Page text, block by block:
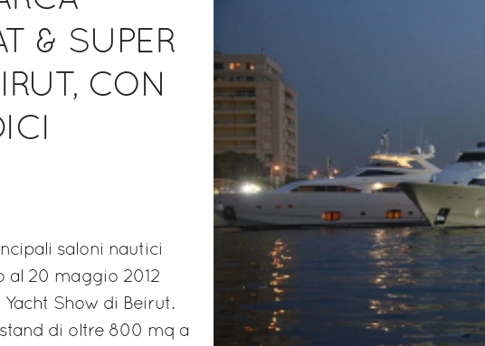
& SUPER
CON
saloni nautici
al 20 maggio 2012
Show di Beirut.
di oltre 800 mq a